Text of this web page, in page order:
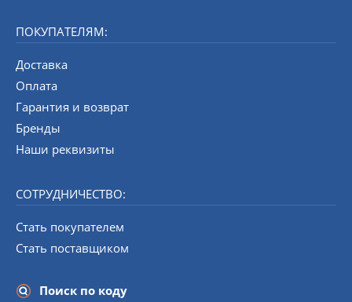
СОТРУДНИЧЕСТВО:
Стать покупателем
Стать поставщиком
Поиск по коду
ПОКУПАТЕЛЯМ:
Доставка
Оплата
Гарантия и возврат
Бренды
Наши реквизиты